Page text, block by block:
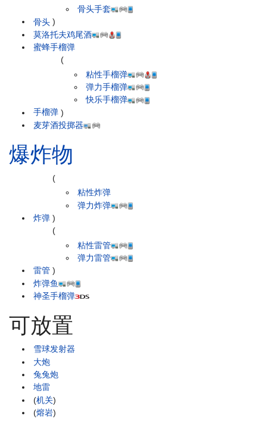
骨头
骨头手套
)
莫洛托夫鸡尾酒
蜜蜂手榴弹
手榴弹
(
粘性手榴弹
弹力手榴弹
快乐手榴弹
)
麦芽酒投掷器
爆炸物
炸弹
(
粘性炸弹
弹力炸弹
)
雷管
(
粘性雷管
弹力雷管
)
炸弹鱼
神圣手榴弹
可放置
雪球发射器
大炮
兔兔炮
地雷
(机关)
(熔岩)